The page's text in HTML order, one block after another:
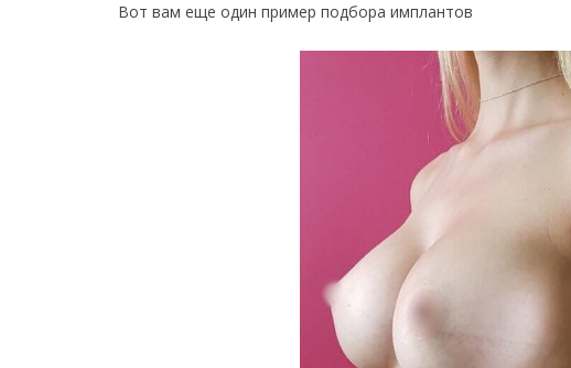
Вот вам еще один пример подбора имплантов